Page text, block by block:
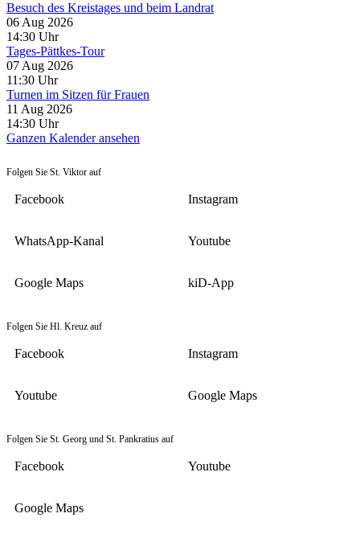
Besuch des Kreistages und beim Landrat
06 Aug 2026
14:30 Uhr
Tages-Pättkes-Tour
07 Aug 2026
11:30 Uhr
Turnen im Sitzen für Frauen
11 Aug 2026
14:30 Uhr
Ganzen Kalender ansehen
Folgen Sie St. Viktor auf
Facebook Instagram
WhatsApp-Kanal Youtube
Google Maps kiD-App
Folgen Sie Hl. Kreuz auf
Facebook Instagram
Youtube Google Maps
Folgen Sie St. Georg und St. Pankratius auf
Facebook Youtube
Google Maps